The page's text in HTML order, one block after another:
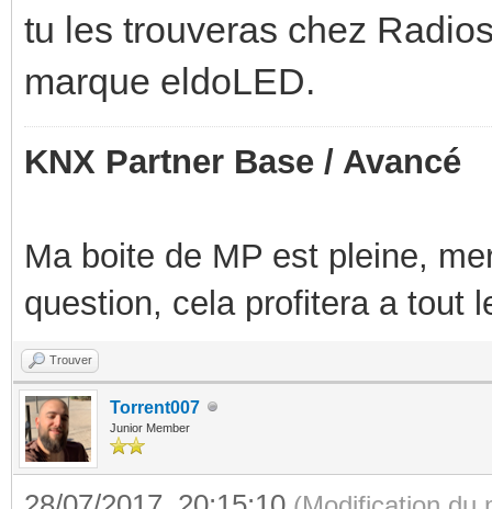
tu les trouveras chez
marque eldoLED.
KNX Partner Base / Avancé
Ma boite de MP est pleine,
question, cela profitera a tout
Trouver
Torrent007
Junior Member